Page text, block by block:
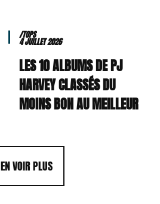
/TOPS
4 JUILLET 2026
LES 10 ALBUMS DE PJ
HARVEY CLASSÉS DU
MOINS BON AU MEILLEUR
EN VOIR PLUS